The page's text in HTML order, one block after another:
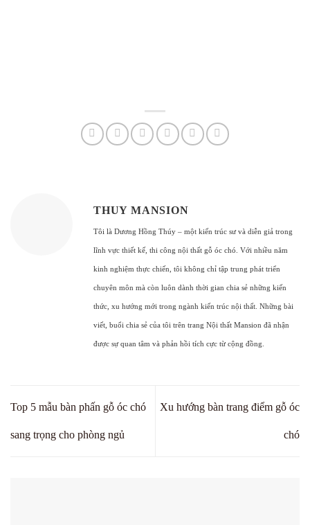
THUY MANSION
Tôi là Dương Hồng Thúy – một kiến trúc sư và diễn giả trong
lĩnh vực thiết kế, thi công nội thất gỗ óc chó. Với nhiều năm
kinh nghiệm thực chiến, tôi không chỉ tập trung phát triển
chuyên môn mà còn luôn dành thời gian chia sẻ những kiến
thức, xu hướng mới trong ngành kiến trúc nội thất. Những bài
viết, buổi chia sẻ của tôi trên trang Nội thất Mansion đã nhận
được sự quan tâm và phản hồi tích cực từ cộng đồng.
Top 5 mẫu bàn phấn gỗ óc chó
sang trọng cho phòng ngủ
Xu hướng bàn trang điểm gỗ óc
chó